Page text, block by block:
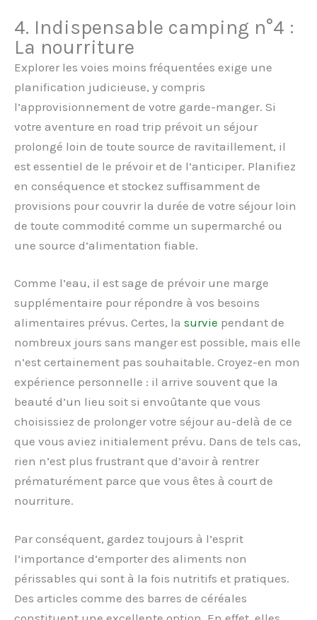
4. Indispensable camping n°4 :
La nourriture
Explorer les voies moins fréquentées exige une
planification judicieuse, y compris
l’approvisionnement de votre garde-manger. Si
votre aventure en road trip prévoit un séjour
prolongé loin de toute source de ravitaillement, il
est essentiel de le prévoir et de l’anticiper. Planifiez
en conséquence et stockez suffisamment de
provisions pour couvrir la durée de votre séjour loin
de toute commodité comme un supermarché ou
une source d’alimentation fiable.
Comme l’eau, il est sage de prévoir une marge
supplémentaire pour répondre à vos besoins
alimentaires prévus. Certes, la survie pendant de
nombreux jours sans manger est possible, mais elle
n’est certainement pas souhaitable. Croyez-en mon
expérience personnelle : il arrive souvent que la
beauté d’un lieu soit si envoûtante que vous
choisissiez de prolonger votre séjour au-delà de ce
que vous aviez initialement prévu. Dans de tels cas,
rien n’est plus frustrant que d’avoir à rentrer
prématurément parce que vous êtes à court de
nourriture.
Par conséquent, gardez toujours à l’esprit
l’importance d’emporter des aliments non
périssables qui sont à la fois nutritifs et pratiques.
Des articles comme des barres de céréales